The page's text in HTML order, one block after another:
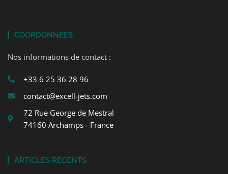
COORDONNÉES
Nos informations de contact :
+33 6 25 36 28 96
contact@excell-jets.com
72 Rue George de Mestral
74160 Archamps - France
ARTICLES RÉCENTS